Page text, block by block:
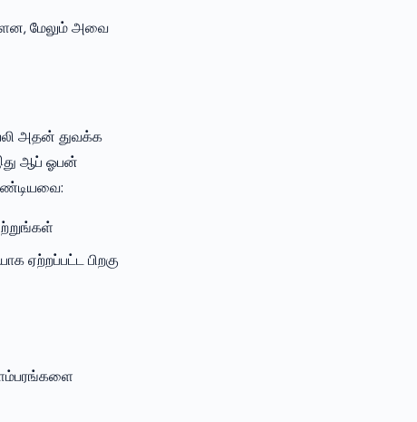
மேலும் அவை
அதன் துவக்க
ஆப் ஓபன்
ஏற்றப்பட்ட பிறகு